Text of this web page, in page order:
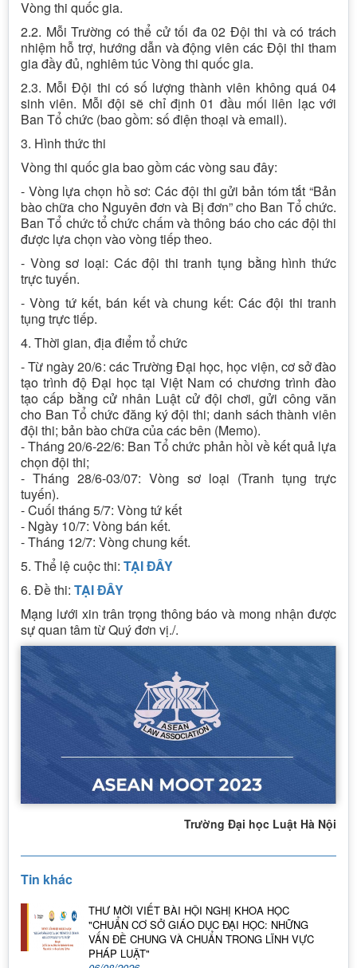
Vòng thi quốc gia.
2.2. Mỗi Trường có thể cử tối đa 02 Đội thi và có trách
nhiệm hỗ trợ, hướng dẫn và động viên các Đội thi tham
gia đầy đủ, nghiêm túc Vòng thi quốc gia.
2.3. Mỗi Đội thi có số lượng thành viên không quá 04
sinh viên. Mỗi đội sẽ chỉ định 01 đầu mối liên lạc với
Ban Tổ chức (bao gồm: số điện thoại và email).
3. Hình thức thi
Vòng thi quốc gia bao gồm các vòng sau đây:
- Vòng lựa chọn hồ sơ: Các đội thi gửi bản tóm tắt “Bản
bào chữa cho Nguyên đơn và Bị đơn” cho Ban Tổ chức.
Ban Tổ chức tổ chức chấm và thông báo cho các đội thi
được lựa chọn vào vòng tiếp theo.
- Vòng sơ loại: Các đội thi tranh tụng bằng hình thức
trực tuyến.
- Vòng tứ kết, bán kết và chung kết: Các đội thi tranh
tụng trực tiếp.
4. Thời gian, địa điểm tổ chức
- Từ ngày 20/6: các Trường Đại học, học viện, cơ sở đào
tạo trình độ Đại học tại Việt Nam có chương trình đào
tạo cấp bằng cử nhân Luật cử đội chơi, gửi công văn
cho Ban Tổ chức đăng ký đội thi; danh sách thành viên
đội thi; bản bào chữa của các bên (Memo).
- Tháng 20/6-22/6: Ban Tổ chức phản hồi về kết quả lựa
chọn đội thi;
- Tháng 28/6-03/07: Vòng sơ loại (Tranh tụng trực
tuyến).
- Cuối tháng 5/7: Vòng tứ kết
- Ngày 10/7: Vòng bán kết.
- Tháng 12/7: Vòng chung kết.
5. Thể lệ cuộc thi: TẠI ĐÂY
6. Đề thi: TẠI ĐÂY
Mạng lưới xin trân trọng thông báo và mong nhận được
sự quan tâm từ Quý đơn vị./.
Trường Đại học Luật Hà Nội
Tin khác
THƯ MỜI VIẾT BÀI HỘI NGHỊ KHOA HỌC
"CHUẨN CƠ SỞ GIÁO DỤC ĐẠI HỌC: NHỮNG
VẤN ĐỀ CHUNG VÀ CHUẨN TRONG LĨNH VỰC
PHÁP LUẬT"